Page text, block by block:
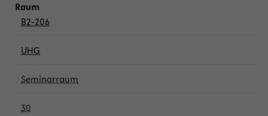
B2-206
UHG
Seminarraum
30